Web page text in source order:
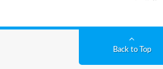
Back to Top